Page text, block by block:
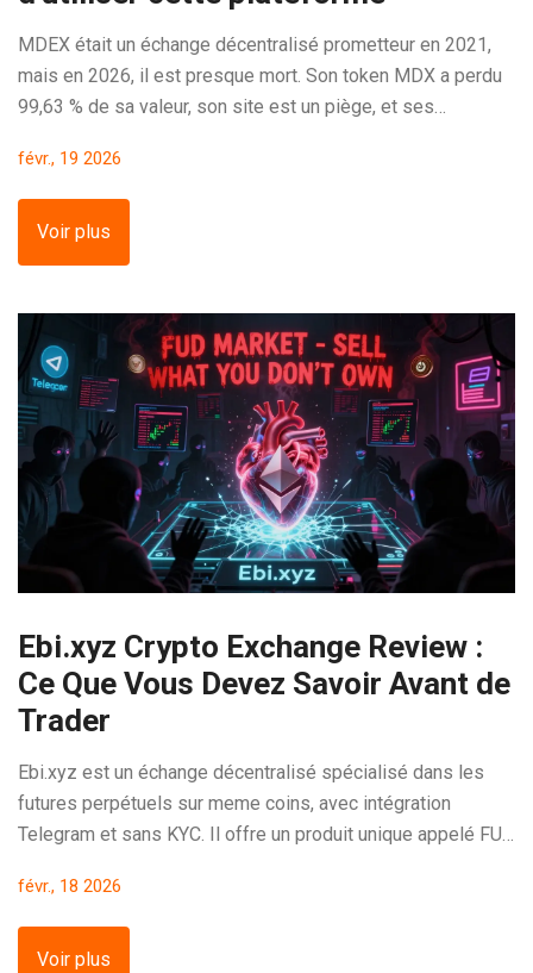
MDEX était un échange décentralisé prometteur en 2021,
mais en 2026, il est presque mort. Son token MDX a perdu
99,63 % de sa valeur, son site est un piège, et ses
févr., 19 2026
Voir plus
Ebi.xyz Crypto Exchange Review :
Ce Que Vous Devez Savoir Avant de
Trader
Ebi.xyz est un échange décentralisé spécialisé dans les
futures perpétuels sur meme coins, avec intégration
Telegram et sans KYC. Il offre un produit unique appelé FUD
négatifs en font un choix risqué.
févr., 18 2026
Voir plus